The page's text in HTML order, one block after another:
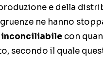
e della
ne hanno
inconciliabile con
secondo il quale